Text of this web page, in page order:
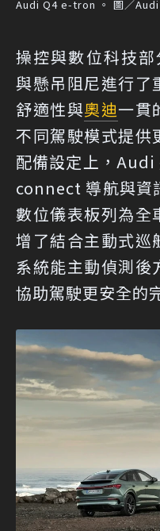
Audi Q4 e-tron 。 圖／Audi
操控與數位科技
與懸吊阻尼進行了
舒適性與奧迪一貫
不同駕駛模式提供
配備設定上，
connect 導航與資
數位儀表板列為全
增了結合主動式巡
系統能主動偵測後
協助駕駛更安全的